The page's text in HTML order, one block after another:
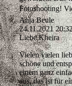
Fotoshooting!
Anja Beule
24.11.2021
Liebe Kheira
Vielen vielen
schöne und
einem ganz
aus, das ist für